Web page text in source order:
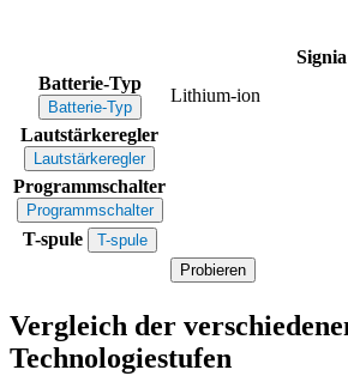
Batterie-Typ
Batterie-Typ
Lithium-ion
Lautstärkeregler
Lautstärkeregler
Programmschalter
Programmschalter
T-spule
T-spule
Probieren
Vergleich der
Technologiestufen